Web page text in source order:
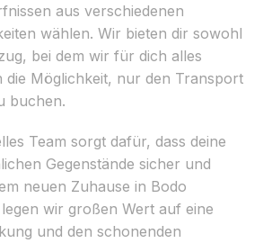
aus verschiedenen
wählen. Wir bieten dir sowohl
bei dem wir für dich alles
die Möglichkeit, nur den Transport
buchen.
Team sorgt dafür, dass deine
Gegenstände sicher und
neuen Zuhause in Bodo
wir großen Wert auf eine
und den schonenden